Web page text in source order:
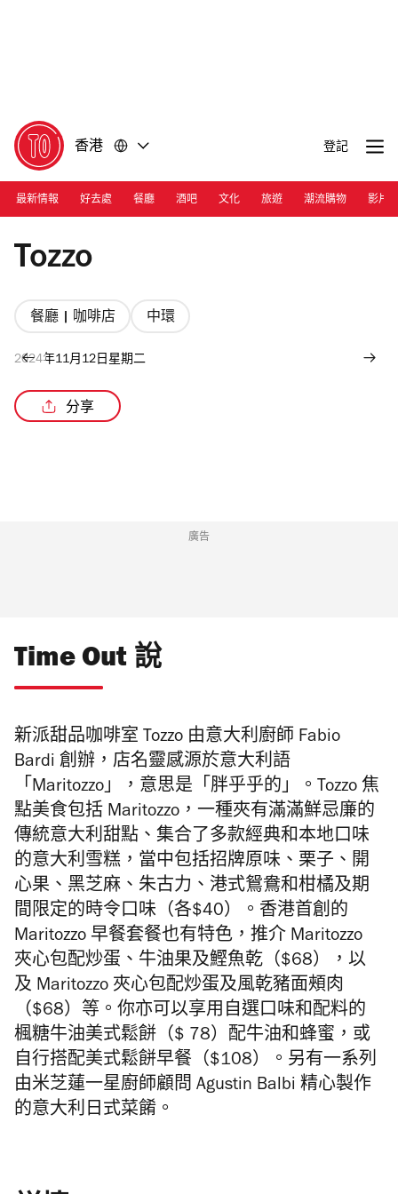
香港 登記
最新情報 好去處 餐廳 酒吧 文化 旅遊 潮流購物 影片
Photograph: Courtesy Tozzo/Nicholas Wong
Tozzo
餐廳 | 咖啡店 中環
2024年11月12日星期二
分享
廣告
Time Out 說
新派甜品咖啡室 Tozzo 由意大利廚師 Fabio
Bardi 創辦，店名靈感源於意大利語
「 Maritozzo」，意思是「胖乎乎的」。 Tozzo 焦
點美食包括 Maritozzo ，一種夾有滿滿鮮忌廉的
傳統意大利甜點、集合了多款經典和本地口味
的意大利雪糕， 當中包括招牌原味、 栗子、開
心果、黑芝麻、朱古力、港式鴛鴦和柑橘及期
間限定的時令口味（各$40） 。 香港首創的
Maritozzo 早餐套餐也有特色，推介 Maritozzo
夾心包配炒蛋、牛油果及鰹魚乾（$68）
，以
及 Maritozzo 夾心包配炒蛋及風乾豬面頰肉
（$68） 等。你亦可以享用自選口味和配料的
楓糖牛油美式鬆餅（$ 78） 配牛油和蜂蜜，或
自行搭配美式鬆餅早餐（$108） 。 另有一系列
由米芝蓮一星廚師顧問 Agustin Balbi 精心製作
的意大利日式菜餚。